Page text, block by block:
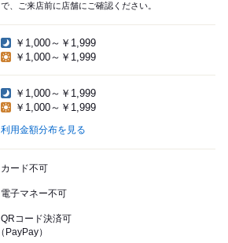
で、ご来店前に店舗にご確認ください。
￥1,000～￥1,999
￥1,000～￥1,999
￥1,000～￥1,999
￥1,000～￥1,999
利用金額分布を見る
カード不可
電子マネー不可
QRコード決済可
（PayPay）